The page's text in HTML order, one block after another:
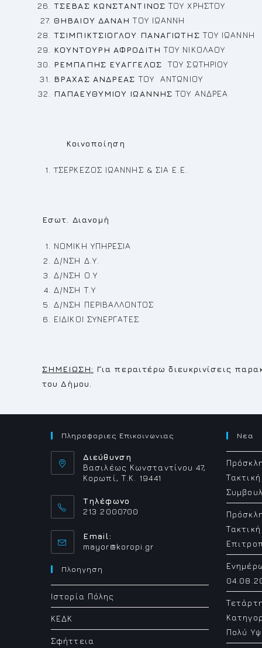
ΤΣΕΒΑΣ ΚΩΝΣΤΑΝΤΙΝΟΣ ΤΟΥ ΧΡΗΣΤΟΥ
ΘΗΒΑΙΟΥ ΔΑΝΑΗ ΤΟΥ ΙΩΑΝΝΗ
ΤΣΙΜΠΙΚΤΣΙΟΓΛΟΥ ΠΑΝΑΓΙΩΤΗΣ ΤΟΥ ΙΩΑΝΝΗ
ΚΟΥΝΤΟΥΡΗ ΑΦΡΟΔΙΤΗ ΤΟΥ ΝΙΚΟΛΑΟΥ
ΡΕΜΠΑΠΗΣ ΕΥΑΓΓΕΛΟΣΤΟΥ ΣΩΤΗΡΙΟΥ
ΒΡΑΧΑΣ ΑΝΔΡΕΑΣ ΤΟΥ ΑΝΤΩΝΙΟΥ
ΠΑΠΑΕΥΘΥΜΙΟΥ ΙΩΑΝΝΗΣ ΤΟΥ ΑΝΔΡΕΑ
Κοινοποίηση
TΣΕΡΚΕΖΟΣ ΙΩΑΝΝΗΣ & ΣΙΑ Ε.Ε.
Εσωτ. Διανομή
ΝΟΜΙΚΗ ΥΠΗΡΕΣΙΑ
Δ/ΝΣΗ Δ.Υ.
Δ/ΝΣΗ Ο.Υ
Δ/ΝΣΗ Τ.Υ
Δ/ΝΣΗ ΠΕΡΙΒΑΛΛΟΝΤΟΣ
ΕΙΔΙΚΟΙ ΣΥΝΕΡΓΑΤΕΣ
ΣΗΜΕΙΩΣΗ: Για περαιτέρω διευκρινίσεις
του Δήμου.
Πληροφοριες Επικοινωνιας
Διεύθυνση
Βασιλέως Κωνσταντίνου 47,
Κορωπί, Τ.Κ. 19441
Τηλέφωνο
213 2000700
Email:
mayor@koropi.gr
Πλοηγηση
Ιστορία Πόλης
ΚΕΔΚ
Σφήττεια
Νεα
Πολύ